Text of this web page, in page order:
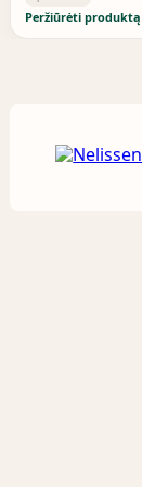
Peržiūrėti produktą